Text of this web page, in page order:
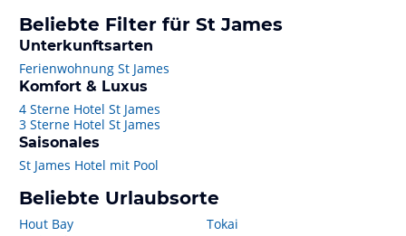
Beliebte Filter für St James
Unterkunftsarten
Ferienwohnung St James
Komfort & Luxus
4 Sterne Hotel St James
3 Sterne Hotel St James
Saisonales
St James Hotel mit Pool
Beliebte Urlaubsorte
Hout Bay
Tokai